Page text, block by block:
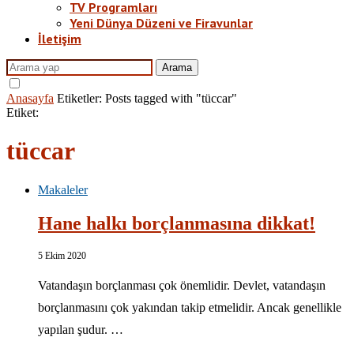
TV Programları
Yeni Dünya Düzeni ve Firavunlar
İletişim
Arama
Anasayfa Etiketler: Posts tagged with "tüccar"
Etiket:
tüccar
Makaleler
Hane halkı borçlanmasına dikkat!
5 Ekim 2020
Vatandaşın borçlanması çok önemlidir. Devlet, vatandaşın
borçlanmasını çok yakından takip etmelidir. Ancak genellikle
yapılan şudur. …